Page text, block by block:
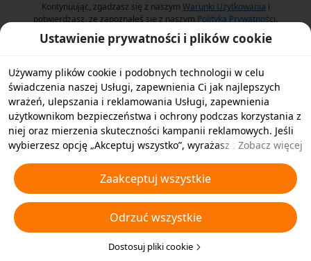
Kontynuując, zgadzasz się z naszym Warunki Użytkowania i
potwierdzasz, że zapoznałeś się z naszym Polityka Prywatności.
Ustawienie prywatności i plików cookie
Używamy plików cookie i podobnych technologii w celu
świadczenia naszej Usługi, zapewnienia Ci jak najlepszych
wrażeń, ulepszania i reklamowania Usługi, zapewnienia
użytkownikom bezpieczeństwa i ochrony podczas korzystania z
niej oraz mierzenia skuteczności kampanii reklamowych. Jeśli
wybierzesz opcję „Akceptuj wszystko”, wyrażasz zgodę na
oraz podobnych technologii na Twoim urządzeniu w celach
reklamowych. Możesz także wybrać opcję „Odrzucić wszystkie”,
aby odrzucić wszystkie nieistotne pliki cookie lub wybrać typy
plików cookie, które chcesz zaakceptować albo wyłączyć,
klikając opcję „Dostosuj pliki cookie” poniżej lub w dowolnej
chwili w ustawieniach prywatności. Aby uzyskać więcej
Zobacz więcej
Zaakceptuj wszystkie
Odrzuć wszystkie
Dostosuj pliki cookie